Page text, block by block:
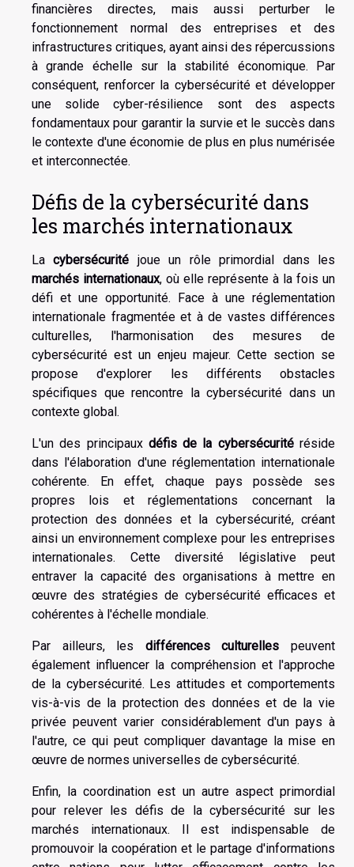
financières directes, mais aussi perturber le
fonctionnement normal des entreprises et des
infrastructures critiques, ayant ainsi des répercussions
à grande échelle sur la stabilité économique. Par
conséquent, renforcer la cybersécurité et développer
une solide cyber-résilience sont des aspects
fondamentaux pour garantir la survie et le succès dans
le contexte d'une économie de plus en plus numérisée
et interconnectée.
Défis de la cybersécurité dans
les marchés internationaux
Lacybersécurité joue un rôle primordial dans les
marchés internationaux, où elle représente à la fois un
défi et une opportunité. Face à une réglementation
internationale fragmentée et à de vastes différences
culturelles, l'harmonisation des mesures de
cybersécurité est un enjeu majeur. Cette section se
propose d'explorer les différents obstacles
spécifiques que rencontre la cybersécurité dans un
contexte global.
L'un des principaux défis de la cybersécuritéréside
dans l'élaboration d'une réglementation internationale
cohérente. En effet, chaque pays possède ses
propres lois et réglementations concernant la
protection des données et la cybersécurité, créant
ainsi un environnement complexe pour les entreprises
internationales. Cette diversité législative peut
entraver la capacité des organisations à mettre en
œuvre des stratégies de cybersécurité efficaces et
cohérentes à l'échelle mondiale.
Par ailleurs, les différences culturelles peuvent
également influencer la compréhension et l'approche
de la cybersécurité. Les attitudes et comportements
vis-à-vis de la protection des données et de la vie
privée peuvent varier considérablement d'un pays à
l'autre, ce qui peut compliquer davantage la mise en
œuvre de normes universelles de cybersécurité.
Enfin, la coordination est un autre aspect primordial
pour relever les défis de la cybersécurité sur les
marchés internationaux. Il est indispensable de
promouvoir la coopération et le partage d'informations